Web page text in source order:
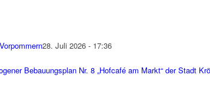
28. Juli 2026 - 17:36
Bebauungsplan Nr. 8 „Hofcafé am Markt“ der Stadt